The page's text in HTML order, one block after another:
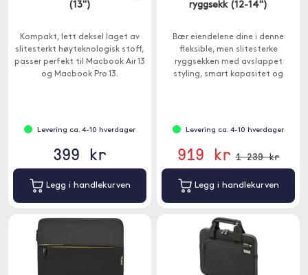
(13")
Kompakt, lett deksel laget av
slitesterkt høyteknologisk stoff,
passer perfekt til Macbook Air 13
og Macbook Pro 13.
Levering ca. 4-10 hverdager
399 kr
Legg i handlekurven
ryggsekk (12-14")
Bær eiendelene dine i denne
fleksible, men slitesterke
ryggsekken med avslappet
styling, smart kapasitet og
Levering ca. 4-10 hverdager
919 kr 1 239 kr
Legg i handlekurven